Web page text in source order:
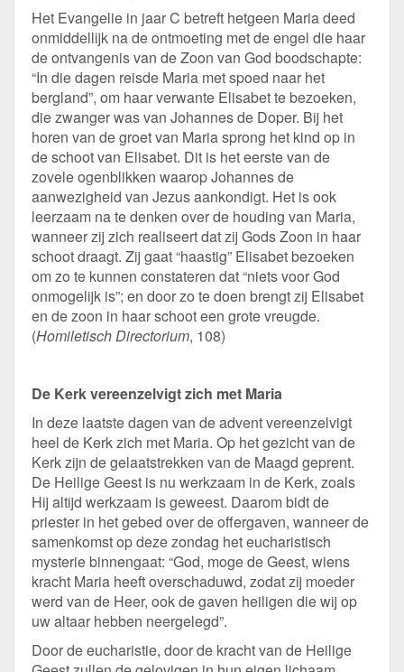
Het Evangelie in jaar C betreft hetgeen Maria deed
onmiddellijk na de ontmoeting met de engel die haar
de ontvangenis van de Zoon van God boodschapte:
“In die dagen reisde Maria met spoed naar het
bergland”, om haar verwante Elisabet te bezoeken,
die zwanger was van Johannes de Doper. Bij het
horen van de groet van Maria sprong het kind op in
de schoot van Elisabet. Dit is het eerste van de
zovele ogenblikken waarop Johannes de
aanwezigheid van Jezus aankondigt. Het is ook
leerzaam na te denken over de houding van Maria,
wanneer zij zich realiseert dat zij Gods Zoon in haar
schoot draagt. Zij gaat “haastig” Elisabet bezoeken
om zo te kunnen constateren dat “niets voor God
onmogelijk is”; en door zo te doen brengt zij Elisabet
en de zoon in haar schoot een grote vreugde.
(Homiletisch Directorium, 108)
De Kerk vereenzelvigt zich met Maria
In deze laatste dagen van de advent vereenzelvigt
heel de Kerk zich met Maria. Op het gezicht van de
Kerk zijn de gelaatstrekken van de Maagd geprent.
De Heilige Geest is nu werkzaam in de Kerk, zoals
Hij altijd werkzaam is geweest. Daarom bidt de
priester in het gebed over de offergaven, wanneer de
samenkomst op deze zondag het eucharistisch
mysterie binnengaat: “God, moge de Geest, wiens
kracht Maria heeft overschaduwd, zodat zij moeder
werd van de Heer, ook de gaven heiligen die wij op
uw altaar hebben neergelegd”.
Door de eucharistie, door de kracht van de Heilige